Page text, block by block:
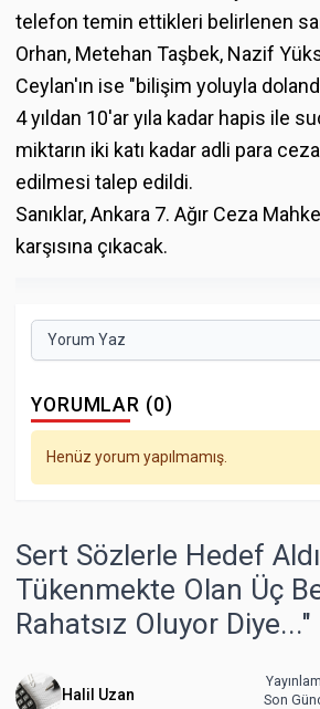
telefon temin ettikleri belirlenen
Orhan, Metehan Taşbek, Nazif
Ceylan'ın ise "bilişim yoluyla
4 yıldan 10'ar yıla kadar hapis ile
miktarın iki katı kadar adli para
edilmesi talep edildi.
Sanıklar, Ankara 7. Ağır Ceza
karşısına çıkacak.
Yorum Yaz
YORUMLAR (0)
Henüz yorum yapılmamış.
Sert Sözlerle Hedef
Tükenmekte Olan Üç
Rahatsız Oluyor Diye..."
Halil Uzan
Son